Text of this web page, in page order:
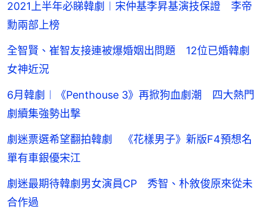
2021上半年必睇韓劇︱宋仲基李昇基演技保證 李帝
勳兩部上榜
全智賢、崔智友接連被爆婚姻出問題 12位已婚韓劇
女神近況
6月韓劇︱《Penthouse 3》再掀狗血劇潮 四大熱門
劇續集強勢出撃
劇迷票選希望翻拍韓劇 《花樣男子》新版F4預想名
單有車銀優宋江
劇迷最期待韓劇男女演員CP 秀智、朴敘俊原來從未
合作過